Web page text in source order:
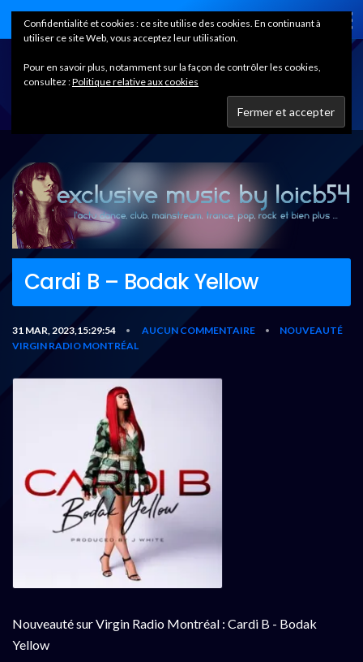
Home
Cardi B – Bodak Yellow
31 MAR, 2023,15:29:54 • AUCUN COMMENTAIRE •
NOUVEAUTÉ
VIRGIN RADIO MONTRÉAL
Nouveauté sur Virgin Radio Montréal : Cardi B - Bodak
Yellow
Confidentialité et cookies : ce site utilise des cookies. En continuant à
utiliser ce site Web, vous acceptez leur utilisation.
Pour en savoir plus, notamment sur la façon de contrôler les cookies,
consultez :Politique relative aux cookies